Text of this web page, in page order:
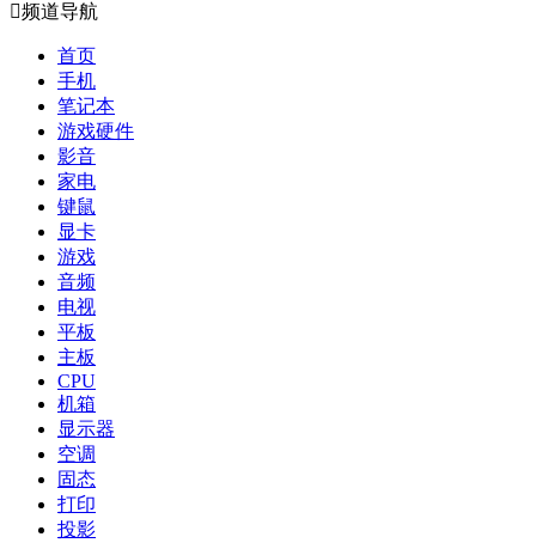
频道导航
首页
手机
笔记本
游戏硬件
影音
家电
键鼠
显卡
游戏
音频
电视
平板
主板
CPU
机箱
显示器
空调
固态
打印
投影